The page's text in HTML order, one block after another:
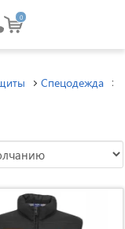
0
Спецодежда